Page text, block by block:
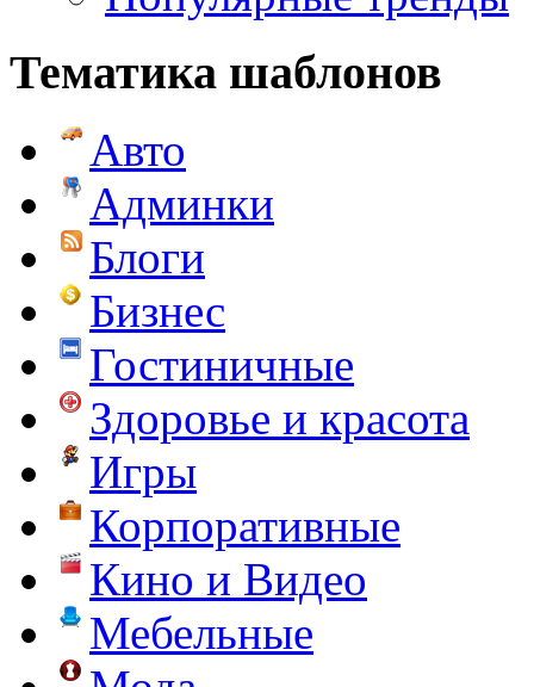
Тематика шаблонов
Авто
Админки
Блоги
Бизнес
Гостиничные
Здоровье и красота
Игры
Корпоративные
Кино и Видео
Мебельные